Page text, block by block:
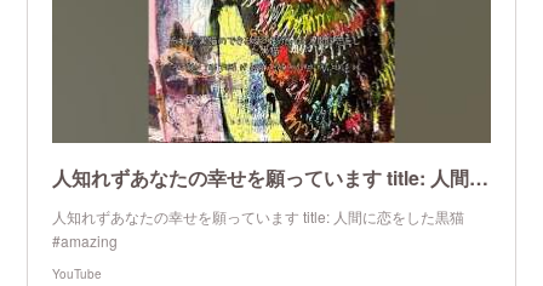
人知れずあなたの幸せを願っています title: 人間に恋をした黒猫 #amazing
人知れずあなたの幸せを願っています title: 人間に恋をした黒猫
#amazing
YouTube